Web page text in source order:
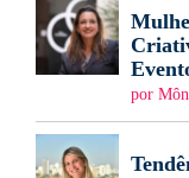
por